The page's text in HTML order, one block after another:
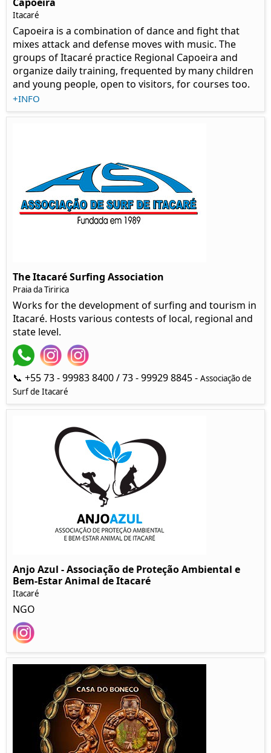
Itacaré
Capoeira is a combination of dance and fight that
mixes attack and defense moves with music. The
groups of Itacaré practice Regional Capoeira and
organize daily training, frequented by many children
and young people, open to visitors, for courses too.
+INFO
The Itacaré Surfing Association
Praia da Tiririca
Works for the development of surfing and tourism in
Itacaré. Hosts various contests of local, regional and
state level.
📞 +55 73 - 99983 8400 / 73 - 99929 8845 - Associação de
Surf de Itacaré
Anjo Azul - Associação de Proteção Ambiental e
Bem-Estar Animal de Itacaré
Itacaré
NGO